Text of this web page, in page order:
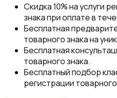
Скидка 10% на услуги
знака при оплате в
Бесплатная
товарного знака на
Бесплатная
товарного знака.
Бесплатный подбор
регистрации